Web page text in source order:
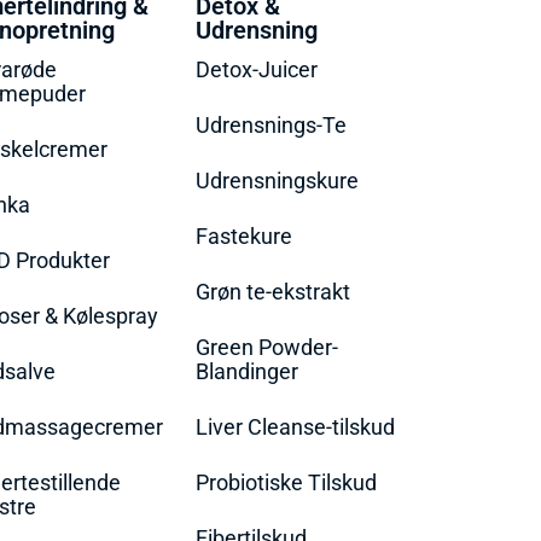
&
Produkter
& Kølespray
Detox &
Udrensning
Detox-Juicer
Udrensnings-Te
Udrensningskure
Fastekure
Grøn te-ekstrakt
Green Powder-
Blandinger
Liver Cleanse-tilskud
Probiotiske Tilskud